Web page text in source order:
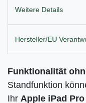
Weitere Details
Hersteller/EU
Funktionalität
Standfunktion
Ihr Apple iPad